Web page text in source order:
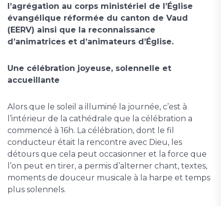
l’agrégation au corps ministériel de l’Église
évangélique réformée du canton de Vaud
(EERV) ainsi que la reconnaissance
d’animatrices et d’animateurs d’Église.
Une célébration joyeuse, solennelle et
accueillante
Alors que le soleil a illuminé la journée, c’est à
l’intérieur de la cathédrale que la célébration a
commencé à 16h. La célébration, dont le fil
conducteur était la rencontre avec Dieu, les
détours que cela peut occasionner et la force que
l’on peut en tirer, a permis d’alterner chant, textes,
moments de douceur musicale à la harpe et temps
plus solennels.